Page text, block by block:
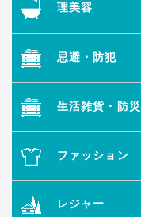
理美容
忌避・防犯
生活雑貨・防災
ファッション
レジャー